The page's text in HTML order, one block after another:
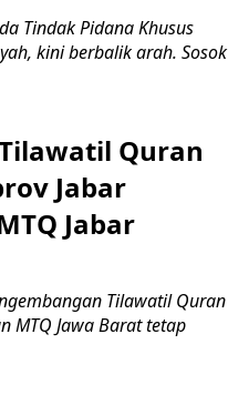
Tindak Pidana Khusus
kini berbalik arah. Sosok
Quran
Jabar
Jabar
Tilawatil Quran
MTQ Jawa Barat tetap